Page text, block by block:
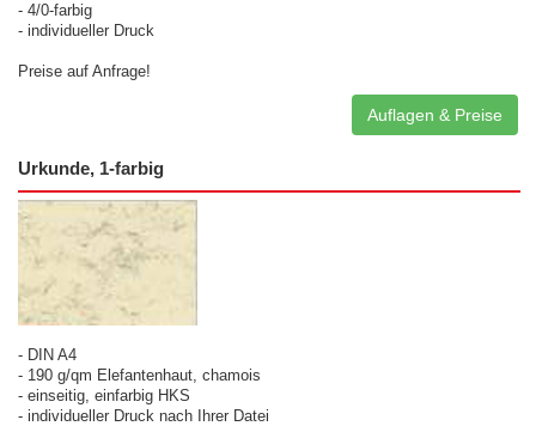
- 4/0-farbig
- individueller Druck
Preise auf Anfrage!
Auflagen & Preise
Urkunde, 1-farbig
- DIN A4
- 190 g/qm Elefantenhaut, chamois
- einseitig, einfarbig HKS
- individueller Druck nach Ihrer Datei